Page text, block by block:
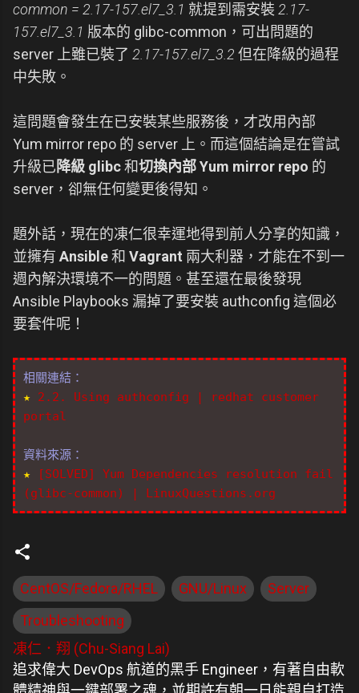
common = 2.17-157.el7_3.1 就提到需安裝 2.17-
157.el7_3.1 版本的 glibc-common，可出問題的
server 上雖已裝了 2.17-157.el7_3.2 但在降級的過程
中失敗。
這問題會發生在已安裝某些服務後，才改用內部
Yum mirror repo 的 server 上。而這個結論是在嘗試
升級已降級 glibc和切換內部 Yum mirror repo 的
server，卻無任何變更後得知。
題外話，現在的凍仁很幸運地得到前人分享的知識，
並擁有 Ansible和 Vagrant 兩大利器，才能在不到一
週內解決環境不一的問題。甚至還在最後發現
Ansible Playbooks 漏掉了要安裝 authconfig 這個必
要套件呢！
相關連結：
★ 2.2. Using authconfig | redhat customer
portal
資料來源：
★
[SOLVED] Yum Dependencies resolution fail
(glibc-common) | LinuxQuestions.org
CentOS/Fedora/RHEL GNU/Linux
Server
Troubleshooting
凍仁．翔 (Chu-Siang Lai)
追求偉大 DevOps 航道的黑手 Engineer，有著自由軟